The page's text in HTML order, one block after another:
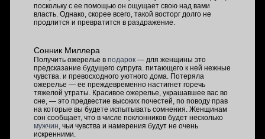
поскольку с ее помощью он ощущает свою над вами
власть. Однако, скорее всего, такой восторг долго не
продлится и превратится в раздражение.
Сонник Миллера
Получить ожерелье в подарок — для женщины это
предсказание будущего супруга. питающего к ней нежные
чувства. и превосходного уютного дома. Потеряла
ожерелье — ее преждевременно настигнет горечь
тяжелой утраты. Красивое ожерелье, украшавшее вас во
сне, — это предвестие высоких почестей, по поводу прав
на которые вы будете испытывать сомнения. Женщинам
сон сообщает, что в числе поклонников будет несколько
мужчин, чьи чувства и намерения будут не очень
искренними.